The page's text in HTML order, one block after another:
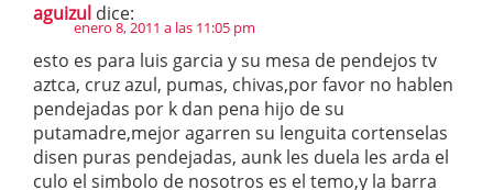
aguizul dice:
enero 8, 2011 a las 11:05 pm
esto es para luis garcia y su mesa de pendejos tv
aztca, cruz azul, pumas, chivas,por favor no hablen
pendejadas por k dan pena hijo de su
putamadre,mejor agarren su lenguita cortenselas
disen puras pendejadas, aunk les duela les arda el
culo el simbolo de nosotros es el temo,y la barra